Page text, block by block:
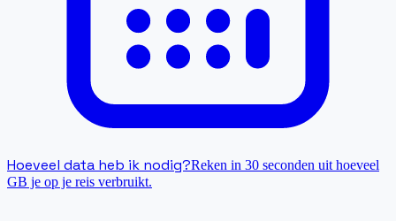
Hoeveel data heb ik nodig?Reken in 30 seconden uit hoeveel
GB je op je reis verbruikt.